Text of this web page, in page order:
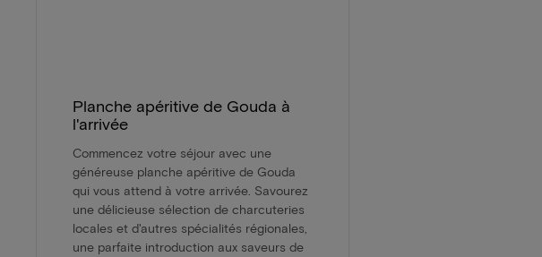
Planche apéritive de Gouda à
l'arrivée
Commencez votre séjour avec une
généreuse planche apéritive de Gouda
qui vous attend à votre arrivée. Savourez
une délicieuse sélection de charcuteries
locales et d'autres spécialités régionales,
une parfaite introduction aux saveurs de